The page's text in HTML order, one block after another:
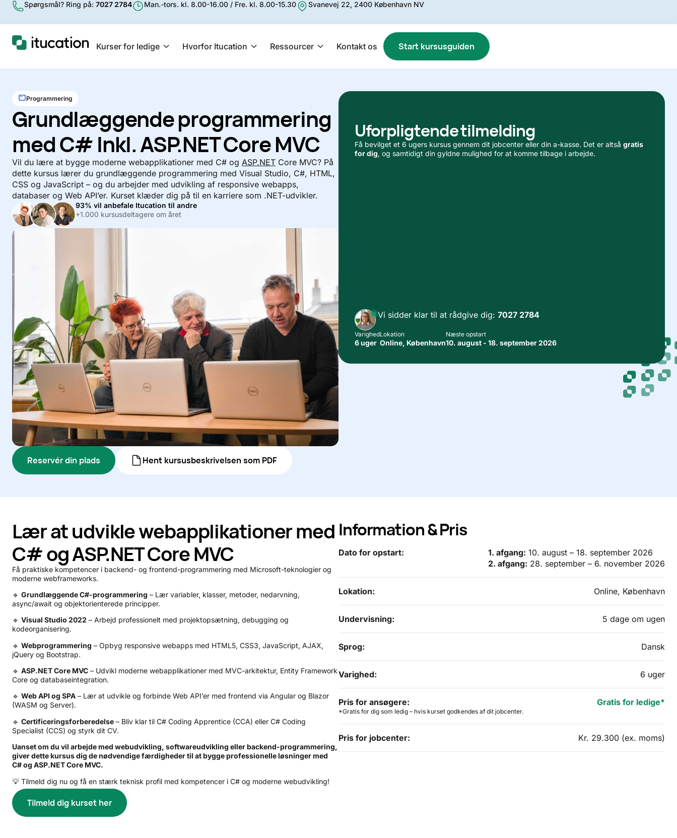
Spørgsmål? Ring på: 7027 2784 Man.-tors. kl. 8.00-16.00 / Fre. kl. 8.00-15.30 Svanevej 22, 2400 København NV
Kurser for ledige Hvorfor Itucation Ressourcer Kontakt os Start kursusguiden
Programmering
Grundlæggende programmering
med C# Inkl. ASP.NET Core MVC
Vil du lære at bygge moderne webapplikationer med C# og ASP.NET Core MVC? På
dette kursus lærer du grundlæggende programmering med Visual Studio, C#, HTML,
CSS og JavaScript – og du arbejder med udvikling af responsive webapps,
databaser og Web API’er. Kurset klæder dig på til en karriere som .NET-udvikler.
93% vil anbefale Itucation til andre
+1.000 kursusdeltagere om året
Reservér din plads Hent kursusbeskrivelsen som PDF
Uforpligtende tilmelding
Få bevilget et 6 ugers kursus gennem dit jobcenter eller din a-kasse. Det er altså gratis
for dig, og samtidigt din gyldne mulighed for at komme tilbage i arbejde.
Vi sidder klar til at rådgive dig: 7027 2784
Varighed
6 uger
Lokation
Online, København
Næste opstart
10. august - 18. september 2026
Lær at udvikle webapplikationer med
C# og ASP.NET Core MVC
Få praktiske kompetencer i backend- og frontend-programmering med Microsoft-teknologier og
moderne webframeworks.
🔹 Grundlæggende C#-programmering – Lær variabler, klasser, metoder, nedarvning,
async/await og objektorienterede principper.
🔹 Visual Studio 2022 – Arbejd professionelt med projektopsætning, debugging og
kodeorganisering.
🔹 Webprogrammering – Opbyg responsive webapps med HTML5, CSS3, JavaScript, AJAX,
jQuery og Bootstrap.
🔹 ASP.NET Core MVC – Udvikl moderne webapplikationer med MVC-arkitektur, Entity Framework
Core og databaseintegration.
🔹 Web API og SPA – Lær at udvikle og forbinde Web API’er med frontend via Angular og Blazor
(WASM og Server).
🔹 Certificeringsforberedelse – Bliv klar til C# Coding Apprentice (CCA) eller C# Coding
Specialist (CCS) og styrk dit CV.
Uanset om du vil arbejde med webudvikling, softwareudvikling eller backend-programmering,
giver dette kursus dig de nødvendige færdigheder til at bygge professionelle løsninger med
C# og ASP.NET Core MVC.
💡 Tilmeld dig nu og få en stærk teknisk profil med kompetencer i C# og moderne webudvikling!
Tilmeld dig kurset her
Information & Pris
Dato for opstart: 1. afgang: 10. august – 18. september 2026
2. afgang: 28. september – 6. november 2026
Lokation: Online, København
Undervisning: 5 dage om ugen
Sprog: Dansk
Varighed: 6 uger
Pris for ansøgere: Gratis for ledige*
*Gratis for dig som ledig – hvis kurset godkendes af dit jobcenter.
Pris for jobcenter: Kr. 29.300 (ex. moms)